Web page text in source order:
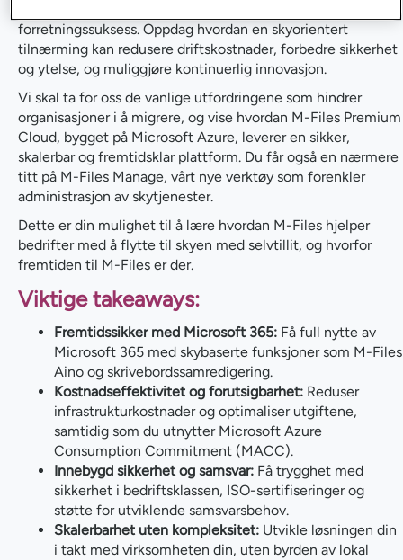
forretningssuksess. Oppdag hvordan en skyorientert
tilnærming kan redusere driftskostnader, forbedre sikkerhet
og ytelse, og muliggjøre kontinuerlig innovasjon.
Vi skal ta for oss de vanlige utfordringene som hindrer
organisasjoner i å migrere, og vise hvordan M-Files Premium
Cloud, bygget på Microsoft Azure, leverer en sikker,
skalerbar og fremtidsklar plattform. Du får også en nærmere
titt på M-Files Manage, vårt nye verktøy som forenkler
administrasjon av skytjenester.
Dette er din mulighet til å lære hvordan M-Files hjelper
bedrifter med å flytte til skyen med selvtillit, og hvorfor
fremtiden til M-Files er der.
Viktige takeaways:
Fremtidssikker med Microsoft 365: Få full nytte av
Microsoft 365 med skybaserte funksjoner som M-Files
Aino og skrivebordssamredigering.
Kostnadseffektivitet og forutsigbarhet: Reduser
infrastrukturkostnader og optimaliser utgiftene,
samtidig som du utnytter Microsoft Azure
Consumption Commitment (MACC).
Innebygd sikkerhet og samsvar: Få trygghet med
sikkerhet i bedriftsklassen, ISO-sertifiseringer og
støtte for utviklende samsvarsbehov.
Skalerbarhet uten kompleksitet: Utvikle løsningen din
i takt med virksomheten din, uten byrden av lokal